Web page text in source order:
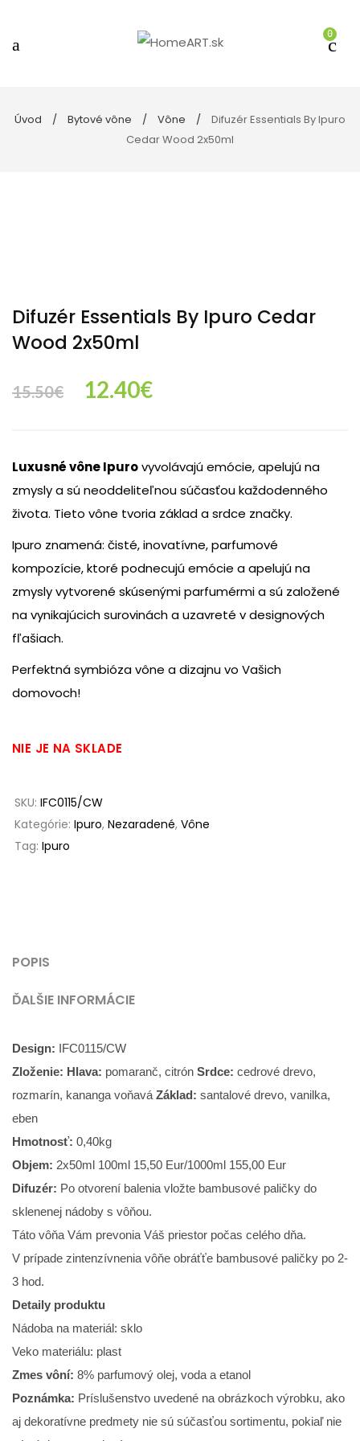
0
Úvod Bytové vône Vône
Difuzér Essentials By Ipuro
Cedar Wood 2x50ml
Difuzér Essentials By Ipuro Cedar
Wood 2x50ml
15.50€
Original
was:
15.50€.
12.40€Current
is:
12.40€.
Luxusné vône Ipurovyvolávajú emócie, apelujú na
zmysly a sú neoddeliteľnou súčasťou každodenného
života. Tieto vône tvoria základ a srdce značky.
Ipuro znamená: čisté, inovatívne, parfumové
kompozície, ktoré podnecujú emócie a apelujú na
zmysly vytvorené skúsenými parfumérmi a sú založené
na vynikajúcich surovinách a uzavreté v designových
fľašiach.
Perfektná symbióza vône a dizajnu vo Vašich
domovoch!
NIE JE NA SKLADE
SKU: IFC0115/CW
Kategórie: Ipuro, Nezaradené, Vône
Tag: Ipuro
POPIS
ĎALŠIE INFORMÁCIE
Design: IFC0115/CW
Zloženie: Hlava: pomaranč, citrón Srdce: cedrové drevo,
rozmarín, kananga voňavá Základ: santalové drevo, vanilka,
eben
Hmotnosť: 0,40kg
Objem: 2x50ml 100ml 15,50 Eur/1000ml 155,00 Eur
Difuzér: Po otvorení balenia vložte bambusové paličky do
sklenenej nádoby s vôňou.
Táto vôňa Vám prevonia Váš priestor počas celého dňa.
V prípade zintenzívnenia vôňe obráťťe bambusové paličky po 2-
3 hod.
Detaily produktu
Nádoba na materiál: sklo
Veko materiálu: plast
Zmes vôní: 8% parfumový olej, voda a etanol
Poznámka: Príslušenstvo uvedené na obrázkoch výrobku, ako
aj dekoratívne predmety nie sú súčasťou sortimentu, pokiaľ nie